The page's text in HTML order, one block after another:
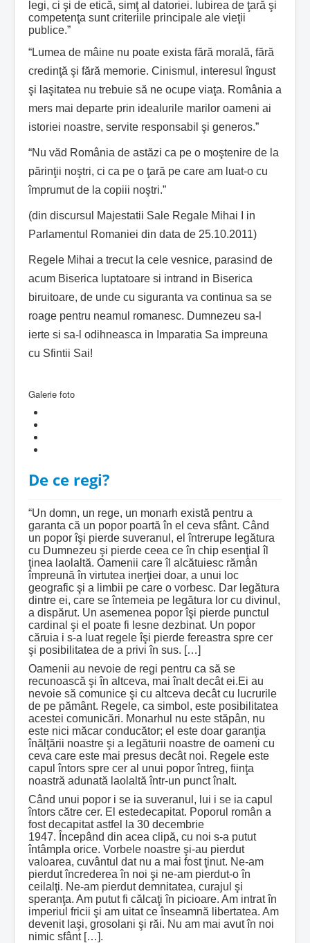
legi, ci şi de etică, simţ al datoriei. Iubirea de ţară şi
competenţa sunt criteriile principale ale vieţii
publice.”
“Lumea de mâine nu poate exista fără morală, fără
credinţă şi fără memorie. Cinismul, interesul îngust
şi laşitatea nu trebuie să ne ocupe viaţa. România a
mers mai departe prin idealurile marilor oameni ai
istoriei noastre, servite responsabil şi generos.”
“Nu văd România de astăzi ca pe o moştenire de la
părinţii noştri, ci ca pe o ţară pe care am luat-o cu
împrumut de la copiii noştri.”
(din discursul Majestatii Sale Regale Mihai I in
Parlamentul Romaniei din data de 25.10.2011)
Regele Mihai a trecut la cele vesnice, parasind de
acum Biserica luptatoare si intrand in Biserica
biruitoare, de unde cu siguranta va continua sa se
roage pentru neamul romanesc. Dumnezeu sa-l
ierte si sa-l odihneasca in Imparatia Sa impreuna
cu Sfintii Sai!
Galerie foto
De ce regi?
“Un domn, un rege, un monarh există pentru a
garanta că un popor poartă în el ceva sfânt. Când
un popor îşi pierde suveranul, el întrerupe legătura
cu Dumnezeu şi pierde ceea ce în chip esenţial îl
ţinea laolaltă. Oamenii care îl alcătuiesc rămân
împreună în virtutea inerţiei doar, a unui loc
geografic şi a limbii pe care o vorbesc. Dar legătura
dintre ei, care se întemeia pe legătura lor cu divinul,
a dispărut. Un asemenea popor îşi pierde punctul
cardinal şi el poate fi lesne dezbinat. Un popor
căruia i s-a luat regele îşi pierde fereastra spre cer
şi posibilitatea de a privi în sus. […]
Oamenii au nevoie de regi pentru ca să se
recunoască şi în altceva, mai înalt decât ei.Ei au
nevoie să comunice şi cu altceva decât cu lucrurile
de pe pământ. Regele, ca simbol, este posibilitatea
acestei comunicări. Monarhul nu este stăpân, nu
este nici măcar conducător; el este doar garanţia
înălţării noastre şi a legăturii noastre de oameni cu
ceva care este mai presus decât noi. Regele este
capul întors spre cer al unui popor întreg, fiinţa
noastră adunată laolaltă într-un punct înalt.
Când unui popor i se ia suveranul, lui i se ia capul
întors către cer. El estedecapitat. Poporul român a
fost decapitat astfel la 30 decembrie
1947. Începând din acea clipă, cu noi s-a putut
întâmpla orice. Vorbele noastre şi-au pierdut
valoarea, cuvântul dat nu a mai fost ţinut. Ne-am
pierdut încrederea în noi şi ne-am pierdut-o în
ceilalţi. Ne-am pierdut demnitatea, curajul şi
speranţa. Am putut fi călcaţi în picioare. Am intrat în
imperiul fricii şi am uitat ce înseamnă libertatea. Am
devenit laşi, grosolani şi răi. Nu am mai avut în noi
nimic sfânt […].